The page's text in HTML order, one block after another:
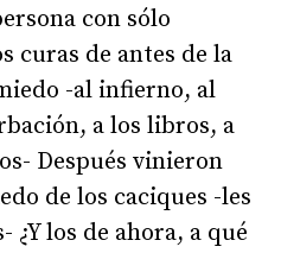
con sólo
curas de antes de la
-al infierno, al
a los libros, a
Después vinieron
de los caciques -les
¿Y los de ahora, a qué